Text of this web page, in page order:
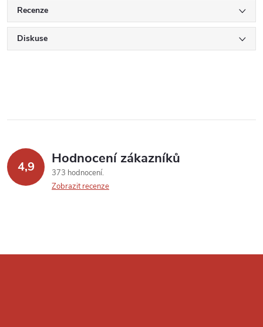
Recenze
Diskuse
4,9 Hodnocení zákazníků
373 hodnocení
Zobrazit recenze